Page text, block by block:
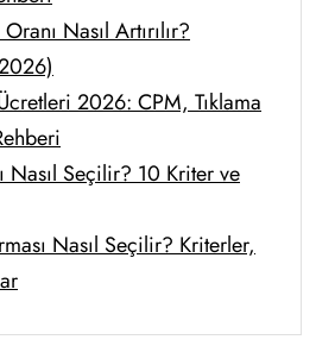
Nasıl Artırılır?
2026: CPM, Tıklama
Nasıl Seçilir? 10 Kriter ve
Nasıl Seçilir? Kriterler,